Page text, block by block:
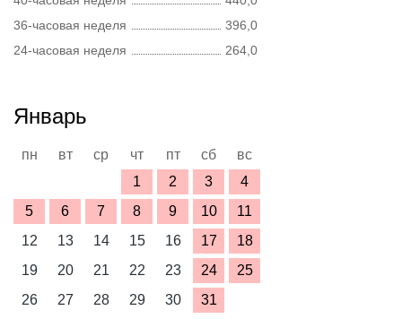
36-часовая неделя
396,0
24-часовая неделя
264,0
Январь
пн вт ср чт пт сб
вс
1
2 3
4
5
6 7 8 9 10
11
12
13 14 15 16 17
18
19
20 21 22 23 24
25
26
27 28 29 30 31